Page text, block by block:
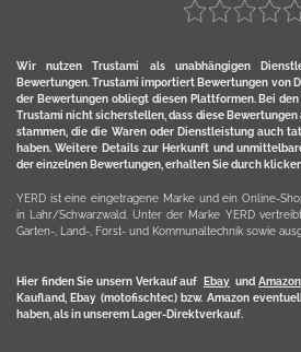
Wir nutzen Trustami als unabhängigen
Bewertungen. Trustami importiert Bewertungen von
der Bewertungen obliegt diesen Plattformen. Bei
Trustami nicht sicherstellen, dass diese
stammen, die die Waren oder Dienstleistung auch
haben. Weitere Details zur Herkunft und
der einzelnen Bewertungen, erhalten Sie durch
YERD ist eine eingetragene Marke und ein Online-
in Lahr/Schwarzwald. Unter der Marke YERD
Garten-, Land-, Forst- und Kommunaltechnik sowie
Hier finden Sie unsern Verkauf auf Ebayund Amazon
Kaufland, Ebay (motofischtec) bzw. Amazon
haben, als in unserem Lager-Direktverkauf.